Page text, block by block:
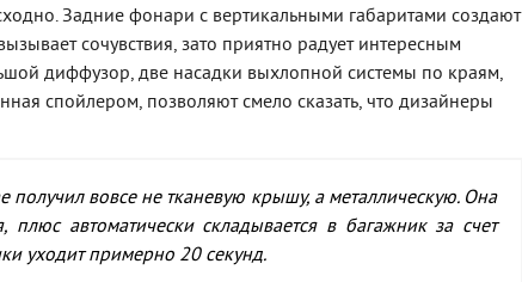
Задние фонари с вертикальными габаритами создают
сочувствия, зато приятно радует интересным
диффузор, две насадки выхлопной системы по краям,
спойлером, позволяют смело сказать, что дизайнеры
получил вовсе не тканевую крышу, а металлическую. Она
автоматически складывается в багажник за счет
уходит примерно 20 секунд.